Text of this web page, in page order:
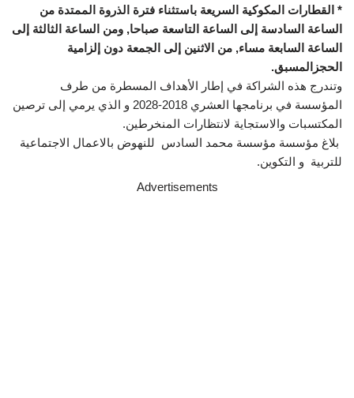
* القطارات المكوكية السريعة باستثناء فترة الذروة الممتدة من
الساعة السادسة إلى الساعة التاسعة صباحا, ومن الساعة الثالثة إلى
الساعة السابعة مساء, من الاثنين إلى الجمعة دون إلزامية
الحجزالمسبق.
وتندرج هذه الشراكة في إطار الأهداف المسطرة من طرف
المؤسسة في برنامجها العشري 2018-2028 و الذي يرمي إلى ترصين
المكتسبات والاستجاية لانتظارات المنخرطين.
بلاغ مؤسسة مؤسسة محمد السادس للنهوض بالاعمال الاجتماعية
للتربية و التكوين.
Advertisements